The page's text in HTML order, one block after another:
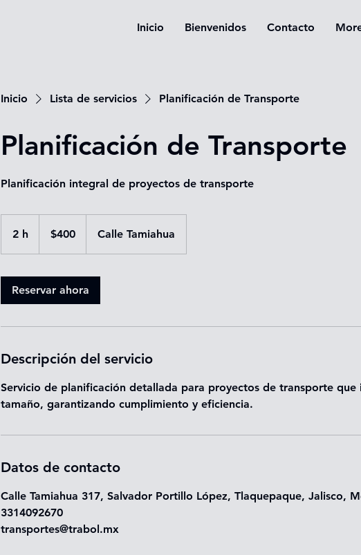
Inicio Bienvenidos Contacto
Inicio Lista de servicios Planificación de Transporte
Planificación de Transporte
Planificación integral de proyectos de transporte
2 h
mexicanos
$400 Calle Tamiahua
Reservar ahora
Descripción del servicio
Servicio de planificación detallada para proyectos de transporte que
tamaño, garantizando cumplimiento y eficiencia.
Datos de contacto
Calle Tamiahua 317, Salvador Portillo López, Tlaquepaque, Jalisco,
3314092670
transportes@trabol.mx